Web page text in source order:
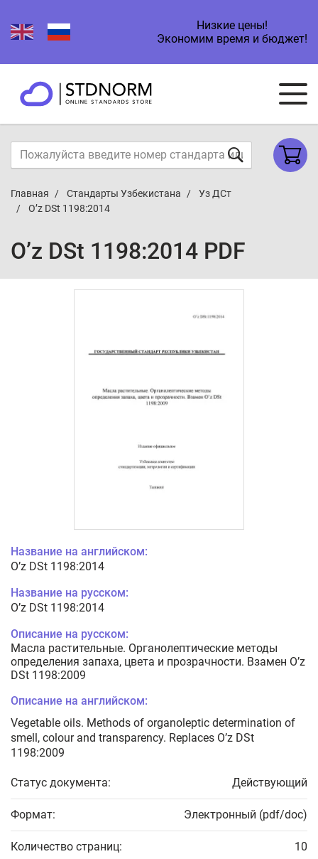
Низкие цены!
Экономим время и бюджет!
Главная Стандарты Узбекистана
Уз ДСт
O’z DSt 1198:2014
O’z DSt 1198:2014 PDF
Название на английском:
O’z DSt 1198:2014
Название на русском:
O’z DSt 1198:2014
Описание на русском:
Масла растительные. Органолептические методы
определения запаха, цвета и прозрачности. Взамен O’z
DSt 1198:2009
Описание на английском:
Vegetable oils. Methods of organoleptic determination of
smell, colour and transparency. Replaces O’z DSt
1198:2009
Статус документа: Действующий
Формат: Электронный (pdf/doc)
Количество страниц: 10